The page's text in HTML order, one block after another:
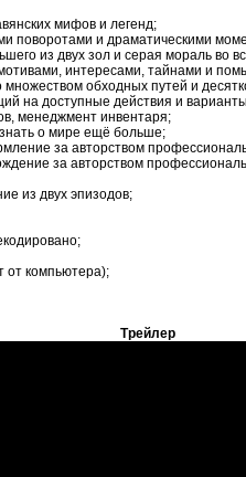
мифов и легенд;
поворотами и драматическими
из двух зол и серая мораль во
интересами, тайнами и
обходных путей и
на доступные действия и
менеджмент инвентаря;
о мире ещё больше;
за авторством
за авторством
из двух эпизодов;
от компьютера);
Трейлер